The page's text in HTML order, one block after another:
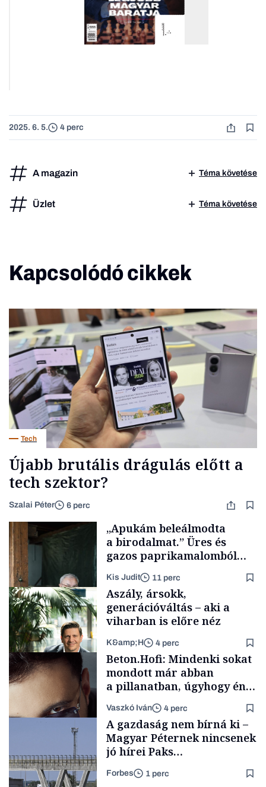
2025. 6. 5. 4 perc
A magazin Téma követése
Üzlet Téma követése
Kapcsolódó cikkek
Tech
Újabb brutális drágulás előtt a
tech szektor?
Szalai Péter 6 perc
Családi
vállalkozások
„Apukám beleálmodta
a birodalmat.” Üres és
gazos paprikamalomból
lett az igazi családi
fűszersztori
Kis Judit 11 perc
TÁMOGATÓI
Aszály, ársokk,
generációváltás – aki a
viharban is előre néz
K&amp;H 4 perc
Forbes-sztori
Beton.Hofi: Mindenki sokat
mondott már abban
a pillanatban, úgyhogy én
a legsarkosabb
gondolataimat akartam
kimondani
Vaszkó Iván 4 perc
A gazdaság nem bírná ki –
Magyar Péternek nincsenek
jó hírei Paks
újraindításáról
Forbes 1 perc